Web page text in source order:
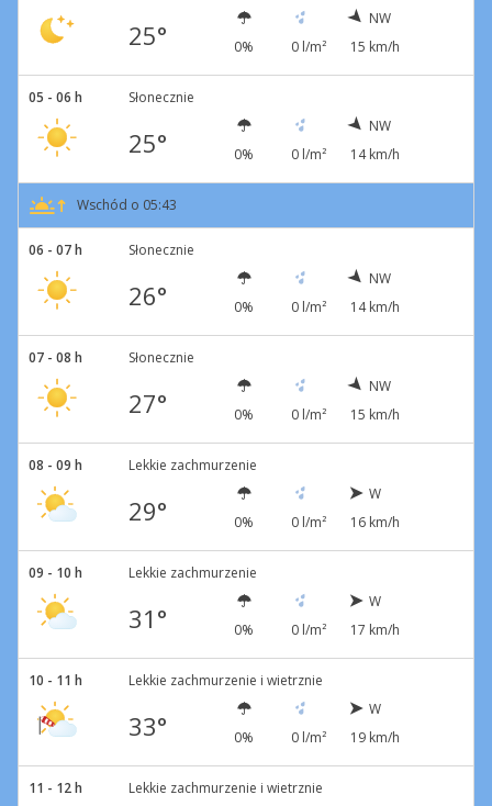
25° 0% 0 l/m²
NW
15 km/h
05 - 06 h Słonecznie
25° 0% 0 l/m²
NW
14 km/h
Wschód o 05:43
06 - 07 h Słonecznie
26° 0% 0 l/m²
NW
14 km/h
07 - 08 h Słonecznie
27° 0% 0 l/m²
NW
15 km/h
08 - 09 h Lekkie zachmurzenie
29° 0% 0 l/m²
W
16 km/h
09 - 10 h Lekkie zachmurzenie
31° 0% 0 l/m²
W
17 km/h
10 - 11 h Lekkie zachmurzenie i wietrznie
33° 0% 0 l/m²
W
19 km/h
11 - 12 h Lekkie zachmurzenie i wietrznie